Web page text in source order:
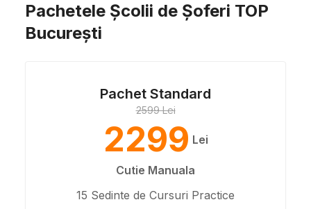
Pachetele Școlii de Șoferi TOP
București
Pachet Standard
2599 Lei
2299 Lei
Cutie Manuala
15 Sedinte de Cursuri Practice